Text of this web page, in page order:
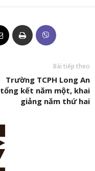
Bài tiếp theo
Trường TCPH Long An
tổng kết năm một, khai
giảng năm thứ hai